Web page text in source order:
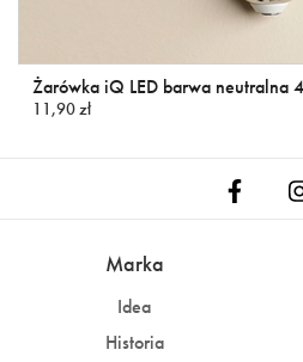
Żarówka iQ LED barwa neutralna
11,90 zł
Marka
Idea
Historia